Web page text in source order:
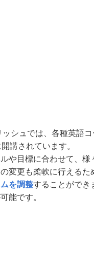
シュでは、各種英語コ
講されています。
や目標に合わせて、
変更も柔軟に行える
を調整することができ
能です。